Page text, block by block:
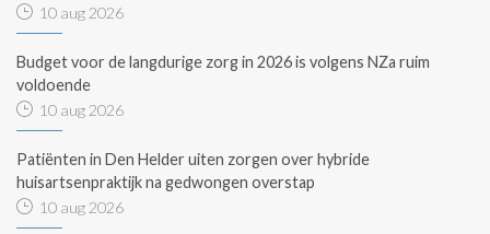
10 aug 2026
Budget voor de langdurige zorg in 2026 is volgens NZa ruim
voldoende
10 aug 2026
Patiënten in Den Helder uiten zorgen over hybride
huisartsenpraktijk na gedwongen overstap
10 aug 2026